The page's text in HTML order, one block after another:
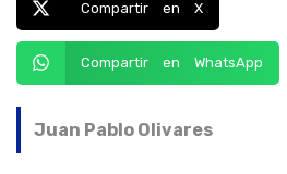
Compartir en X
Compartir en WhatsApp
Juan Pablo Olivares